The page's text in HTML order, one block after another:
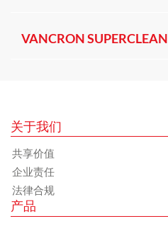
VANCRON SUPERCLEAN
关于我们
共享价值
企业责任
法律合规
产品